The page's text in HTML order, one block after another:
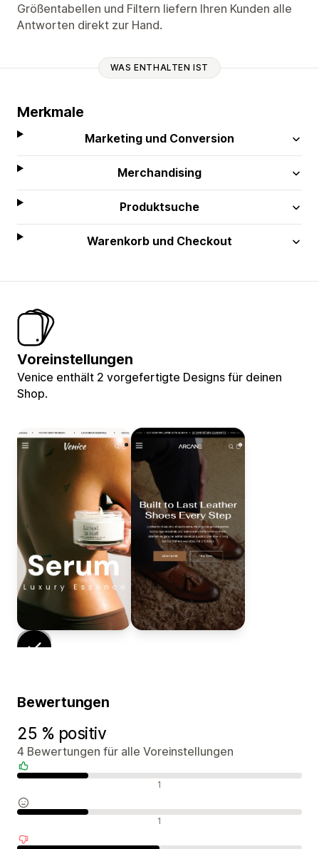
Größentabellen und Filtern liefern Ihren Kunden alle
Antworten direkt zur Hand.
WAS ENTHALTEN IST
Merkmale
Marketing und Conversion
Merchandising
Produktsuche
Warenkorb und Checkout
Voreinstellungen
Venice enthält 2 vorgefertigte Designs für deinen
Shop.
Bewertungen
25 % positiv
4 Bewertungen für alle Voreinstellungen
1
1